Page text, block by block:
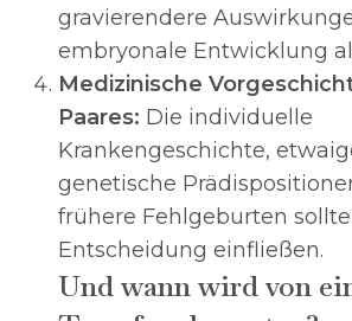
gravierendere
embryonale Entwicklung
Medizinische
Paares: Die individuelle
Krankengeschichte,
genetische
frühere Fehlgeburten
Entscheidung einfließen.
Und wann wird von